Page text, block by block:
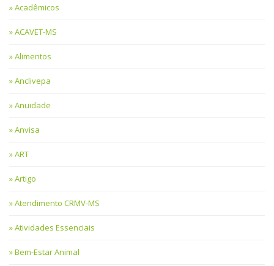
Acadêmicos
ACAVET-MS
Alimentos
Anclivepa
Anuidade
Anvisa
ART
Artigo
Atendimento CRMV-MS
Atividades Essenciais
Bem-Estar Animal